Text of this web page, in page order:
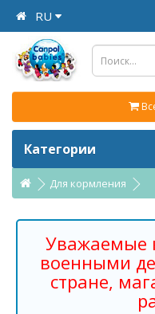
RU
Категории
Для кормления
Уважаемые
военными
стране,